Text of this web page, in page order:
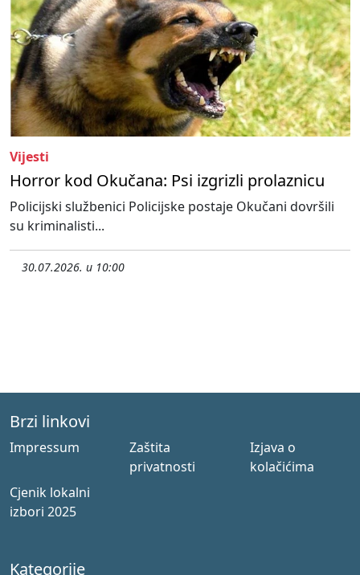
Vijesti
Horror kod Okučana: Psi izgrizli prolaznicu
Policijski službenici Policijske postaje Okučani dovršili
su kriminalisti...
30.07.2026. u 10:00
Brzi linkovi
Impressum
Zaštita
privatnosti
Izjava o
kolačićima
Cjenik lokalni
izbori 2025
Kategorije